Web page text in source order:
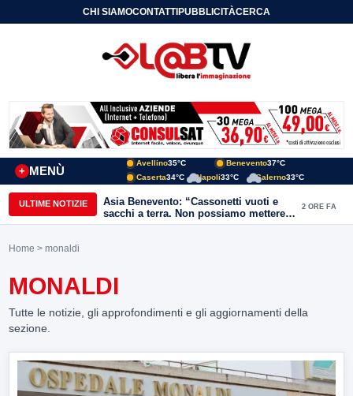
CHI SIAMOCONTATTIPUBBLICITÀCERCA
MENÙ
+
Avellino35°C Benevento37°C
Caserta34°C Napoli33°C Salerno33°C
ULTIME NOTIZIE
Asia Benevento: “Cassonetti vuoti e
sacchi a terra. Non possiamo mettere
una toppa alla mancanza di rispetto”
2 ORE FA
Home > monaldi
MONALDI
Tutte le notizie, gli approfondimenti e gli aggiornamenti della
sezione.